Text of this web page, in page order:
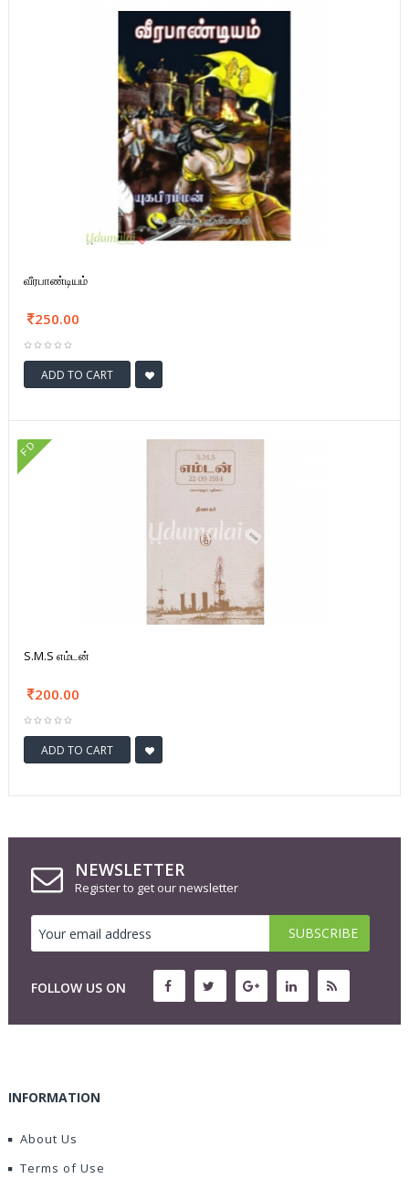
வீரபாண்டியம்
250.00
ADD TO CART
FD
S.M.S எம்டன்
200.00
ADD TO CART
NEWSLETTER
Register to get our newsletter
FOLLOW US ON
INFORMATION
About Us
Terms of Use